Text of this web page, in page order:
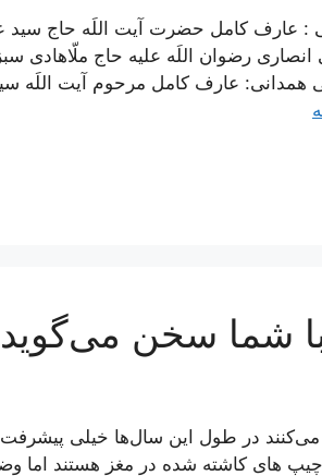
: عارف کامل حضرت آیت اللَه حاج
رضوان اللَه علیه حاج ملّاهادی
همدانی: عارف کامل مرحوم آیت اللَه
شما سخن
می‌کنند در طول این سال‌ها خیلی
های کاشته شده در مغز هستند اما